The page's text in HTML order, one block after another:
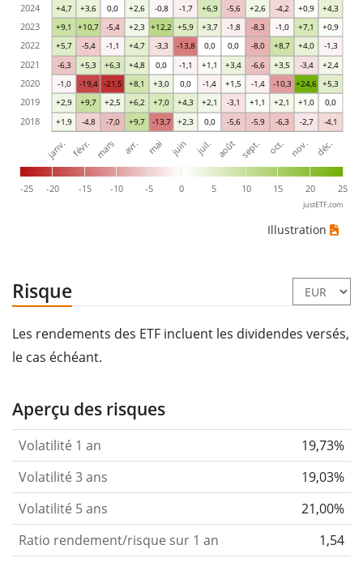
+1,9 -4,8 -7,0 +9,7 -13,7 +2,3 0,0 -5,6 -5,9 -6,3 -2,7 -4,1
+2,9 +9,7 +2,5 +6,2 +7,0 +4,3 +2,1 -3,1 +1,1 +2,1 +1,0 0,0
-1,0 -19,4 -21,5 +8,1 +3,0 0,0 -1,4 +1,5 -1,4 -10,3 +24,6 +5,3
-6,3 +5,3 +6,3 +4,8 0,0 -1,1 +1,1 +3,4 -6,6 +3,5 -3,4 +2,4
+5,7 -5,4 -1,1 +4,7 -3,3 -13,8 0,0 0,0 -8,0 +8,7 +4,0 -1,3
+9,1 +10,7 -5,4 +2,3 +12,2 +5,9 +3,7 -1,8 -8,3 -1,0 +7,1 +0,9
+4,7 +3,6 0,0 +2,6 -0,8 -1,7 +6,9 -5,6 +2,6 -4,2 +0,9 +4,3
-25 -20 -15 -10 -5 0 5 10 15 20 25
janv. févr. mars avr. mai juin juil. août sept. oct. nov. déc.
2018
2019
2020
2021
2022
2023
2024
justETF.com
Illustration
Risque
Les rendements des ETF incluent les dividendes versés,
le cas échéant.
Aperçu des risques
Volatilité 1 an
19,73%
Volatilité 3 ans
19,03%
Volatilité 5 ans
21,00%
Ratio rendement/risque sur 1 an
1,54